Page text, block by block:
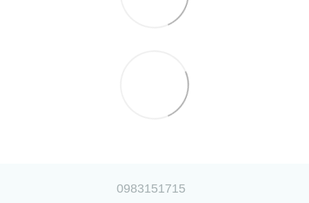
0983151715